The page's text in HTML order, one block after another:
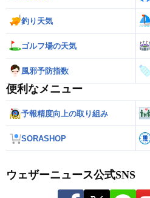
釣り天気
ゴルフ場の天気
風邪予防指数
便利なメニュー
予報精度向上の取り組み
SORASHOP
ウェザーニュース公式SNS